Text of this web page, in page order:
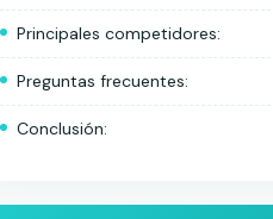
Principales competidores:
Preguntas frecuentes:
Conclusión: